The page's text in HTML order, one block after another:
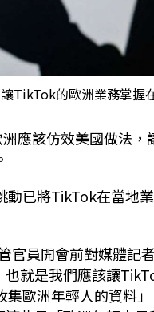
TikTok的歐洲業務掌握
應該仿效美國做法，
已將TikTok在當地
官員開會前對媒體記
就是我們應該讓
歐洲年輕人的資料